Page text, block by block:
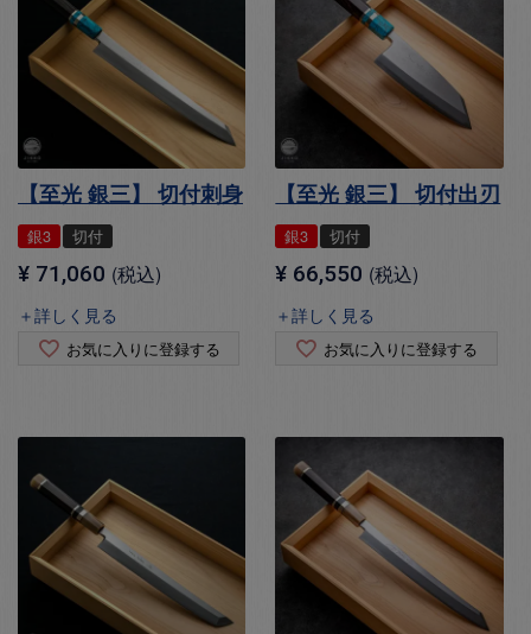
【至光 銀三】 切付刺身
銀3 切付
¥ 71,060 税込
＋詳しく見る
お気に入りに登録する
【至光 銀三】 切付出刃
銀3 切付
¥ 66,550 税込
＋詳しく見る
お気に入りに登録する